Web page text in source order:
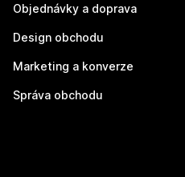
Objednávky a doprava
Design obchodu
Marketing a konverze
Správa obchodu